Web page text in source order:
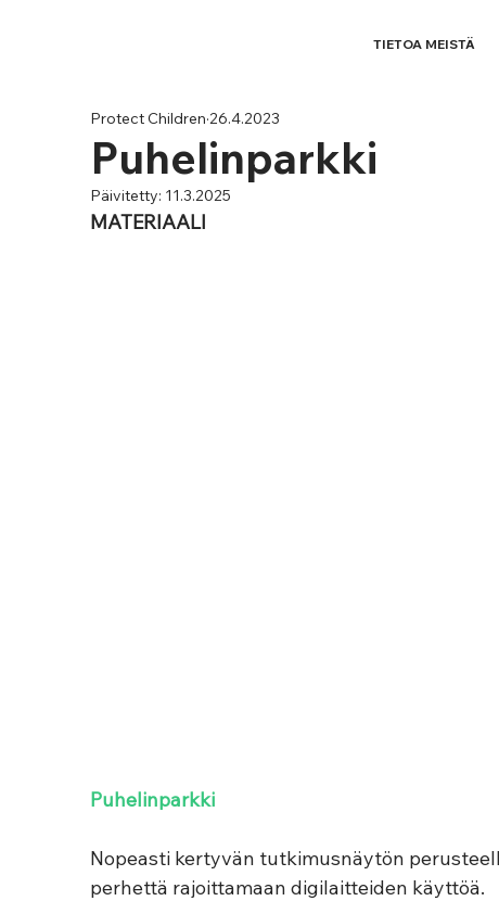
TIETOA MEISTÄ
Puhelinparkki
Protect Children 26.4.2023
Päivitetty: 11.3.2025
MATERIAALI
Puhelinparkki
Nopeasti kertyvän tutkimusnäytön
perhettä rajoittamaan digilaitteiden käyttöä.